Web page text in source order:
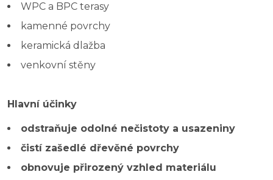
WPC a BPC terasy
kamenné povrchy
keramická dlažba
venkovní stěny
Hlavní účinky
odstraňuje odolné nečistoty a usazeniny
čistí zašedlé dřevěné povrchy
obnovuje přirozený vzhled materiálu